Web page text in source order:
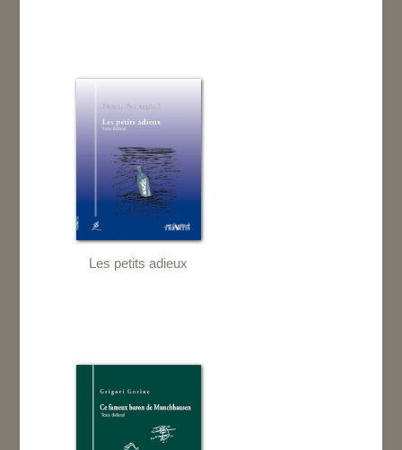
Les petits adieux